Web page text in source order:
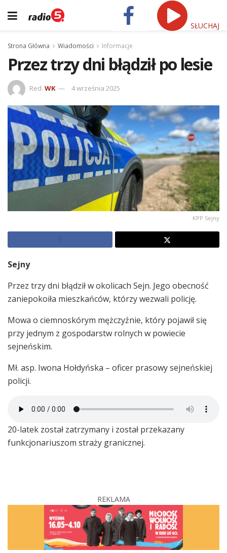
SŁUCHAJ
Strona Główna Wiadomości Informacje
Przez trzy dni błądził po lesie
Red. WK 4 września 2025
KPP Sejny
Sejny
Przez trzy dni błądził w okolicach Sejn. Jego obecność
zaniepokoiła mieszkańców, którzy wezwali policję.
Mowa o ciemnoskórym mężczyźnie, który pojawił się
przy jednym z gospodarstw rolnych w powiecie
sejneńskim.
Mł. asp. Iwona Hołdyńska – oficer prasowy sejneńskiej
policji.
20-latek został zatrzymany i został przekazany
funkcjonariuszom straży granicznej.
REKLAMA